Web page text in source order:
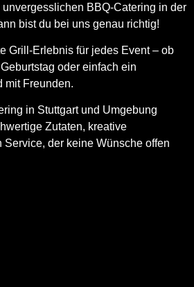
BBQ-Catering in der
bist du bei uns genau richtig!
Grill-Erlebnis für jedes Event – ob
oder einfach ein
mit Freunden.
in Stuttgart und Umgebung
Zutaten, kreative
der keine Wünsche offen